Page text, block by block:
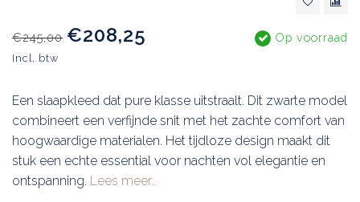
€245,00 €208,25
Incl. btw
Op voorraad
Een slaapkleed dat pure klasse uitstraalt. Dit zwarte model
combineert een verfijnde snit met het zachte comfort van
hoogwaardige materialen. Het tijdloze design maakt dit
stuk een echte essential voor nachten vol elegantie en
ontspanning. Lees meer..